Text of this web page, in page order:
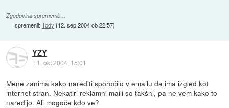
Zgodovina sprememb…
spremenil:Tody (12. sep 2004 ob 22:57)
YZY
:: 1. okt 2004, 15:01
Mene zanima kako narediti sporočilo v emailu da ima izgled kot
internet stran. Nekatiri reklamni maili so takšni, pa ne vem kako to
naredijo. Ali mogoče kdo ve?